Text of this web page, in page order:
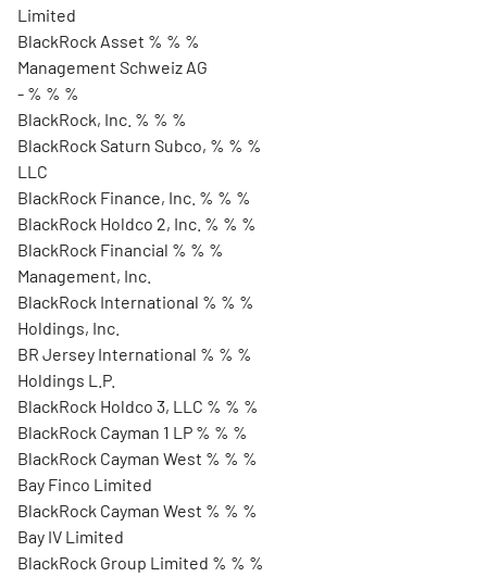
Limited
BlackRock Asset % % %
Management Schweiz AG
- % % %
BlackRock, Inc. % % %
BlackRock Saturn Subco, % % %
LLC
BlackRock Finance, Inc. % % %
BlackRock Holdco 2, Inc. % % %
BlackRock Financial % % %
Management, Inc.
BlackRock International % % %
Holdings, Inc.
BR Jersey International % % %
Holdings L.P.
BlackRock Holdco 3, LLC % % %
BlackRock Cayman 1 LP % % %
BlackRock Cayman West % % %
Bay Finco Limited
BlackRock Cayman West % % %
Bay IV Limited
BlackRock Group Limited % % %